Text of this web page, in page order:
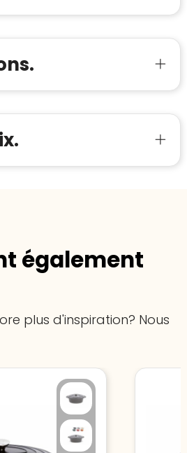
également
plus d'inspiration? Nous
op en verhoogt u uw
certificaat.